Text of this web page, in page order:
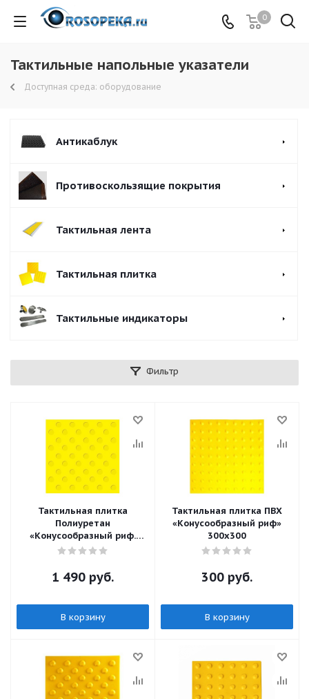
0
Тактильные напольные указатели
Доступная среда: оборудование
Антикаблук
Противоскользящие покрытия
Тактильная лента
Тактильная плитка
Тактильные индикаторы
Фильтр
Тактильная плитка
Полиуретан
«Конусообразный риф.
шахматный порядок»
1 490 руб.
В корзину
Тактильная плитка ПВХ
«Конусообразный риф»
300х300
300 руб.
В корзину